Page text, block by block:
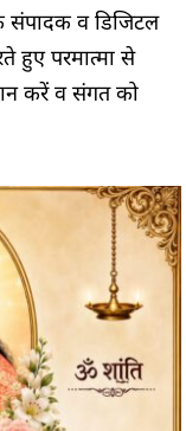
संपादक व डिजिटल
हुए परमात्मा से
करें व संगत को